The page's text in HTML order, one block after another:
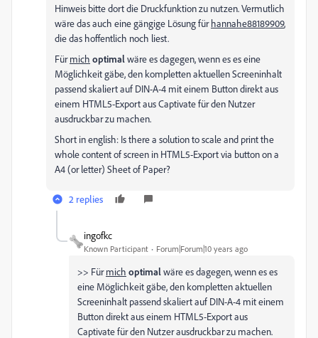
Hinweis bitte dort die Druckfunktion zu nutzen. Vermutlich
wäre das auch eine gängige Lösung fürhannahe88189909,
die das hoffentlich noch liest.
Fürmich optimalwäre es dagegen, wenn es es eine
Möglichkeit gäbe, den kompletten aktuellen Screeninhalt
passend skaliert auf DIN-A-4 mit einem Button direkt aus
einem HTML5-Export aus Captivate für den Nutzer
ausdruckbar zu machen.
Short in english: Is there a solution to scale and print the
whole content of screen in HTML5-Export via button on a
A4 (or letter) Sheet of Paper?
2 replies
ingofkc
Known Participant Forum|Forum|10 years ago
>> Fürmich optimalwäre es dagegen, wenn es es
eine Möglichkeit gäbe, den kompletten aktuellen
Screeninhalt passend skaliert auf DIN-A-4 mit einem
Button direkt aus einem HTML5-Export aus
Captivate für den Nutzer ausdruckbar zu machen.